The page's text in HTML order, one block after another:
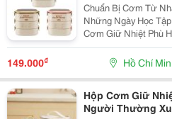
Chuẩn Bị Cơm Từ
Những Ngày Học
Cơm Giữ Nhiệt Phù
Mang Theo Và Sử
Biệt Với Những
Ngoài. Chọn...
149.000₫ Hồ Chí
Hộp Cơm Giữ
Người Thường